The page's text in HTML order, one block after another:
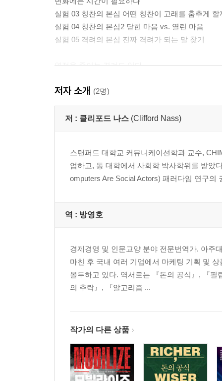
실험 03 칭찬의 본심 어떤 칭찬이 고래를 춤추게 할
실험 04 칭찬의 본심2 닫힌 마음 vs. 열린 마음
실험 05 격려의 본심 진짜 격려가 되는 말 찾기
열정을 죽이는 격려도 있다
자기 평가의 딜레마
실험 07 평판의 본심 겸손해 보이고 싶은가, 유능
2장 성격이 다른 사람들과 공존하는 법
수십억의 사람들, 네 가지 성격으로 나눠보자
실험 11 자존감의 본심2 있는 그대로의 당신이 좋
3장 한 팀이 된다는 것
팀워크 강화 훈련은 왜 효과가 없을까?
실험 12 결속력의 본심 누구로 한 팀을 꾸려야 할까
KKK단의 비밀 악수
팀을 팀으로 굴러가게 하는 세 가지 비밀
콜럼비아호 폭발을 막지 못한 나사의 집단 사고
팀과 나 사이에는 거리가 필요하다
저자 소개 (2명)
저 : 클리포드 나스 (Clifford Nass)
스탠퍼드 대학교 커뮤니케이션학과 교수,
업하고, 동 대학에서 사회학 박사학위를 받았
omputers Are Social Actors) 패러다임 연구
역 : 방영호
경제경영 및 인문교양 분야 전문번역가. 아주
마친 후 국내 여러 기업에서 마케팅 기획 및
몰두하고 있다. 역서로는 『돈의 공식』, 『
의 추락』, 『알고리즘 ...
작가의 다른 상품